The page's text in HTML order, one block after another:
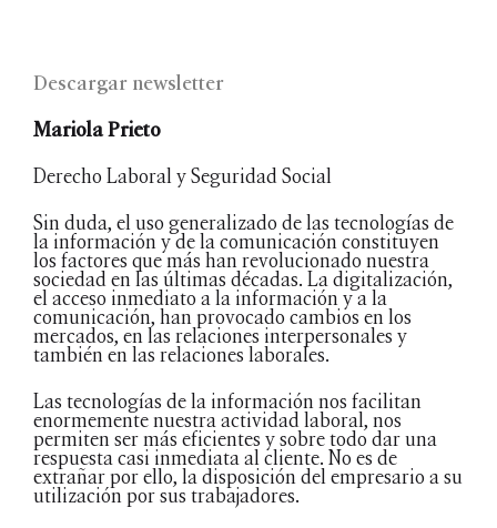
Descargar newsletter
Mariola Prieto
Derecho Laboral y Seguridad Social
Sin duda, el uso generalizado de las tecnologías de
la información y de la comunicación constituyen
los factores que más han revolucionado nuestra
sociedad en las últimas décadas. La digitalización,
el acceso inmediato a la información y a la
comunicación, han provocado cambios en los
mercados, en las relaciones interpersonales y
también en las relaciones laborales.
Las tecnologías de la información nos facilitan
enormemente nuestra actividad laboral, nos
permiten ser más eficientes y sobre todo dar una
respuesta casi inmediata al cliente. No es de
extrañar por ello, la disposición del empresario a su
utilización por sus trabajadores.